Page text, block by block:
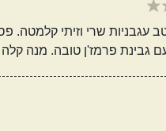
עגבניות שרי וזיתי קלמטה.
גבינת פרמז'ן טובה. מנה